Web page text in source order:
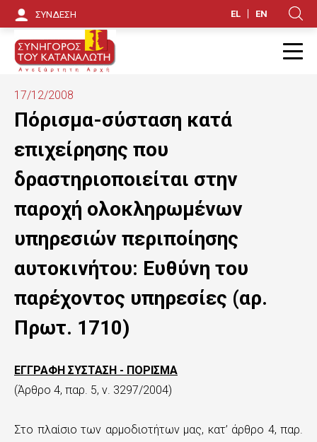
ΣΥΝΔΕΣΗ EL EN
17/12/2008
Πόρισμα-σύσταση κατά
επιχείρησης που
δραστηριοποιείται στην
παροχή ολοκληρωμένων
υπηρεσιών περιποίησης
αυτοκινήτου: Ευθύνη του
παρέχοντος υπηρεσίες (αρ.
Πρωτ. 1710)
ΕΓΓΡΑΦΗ ΣΥΣΤΑΣΗ - ΠΟΡΙΣΜΑ
(Άρθρο 4, παρ. 5, ν. 3297/2004)
Στο πλαίσιο των αρμοδιοτήτων μας, κατ’ άρθρο 4, παρ.